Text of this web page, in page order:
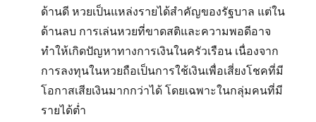
ด้านดี หวยเป็นแหล่งรายได้สำคัญของรัฐบาล แต่ใน
ด้านลบ การเล่นหวยที่ขาดสติและความพอดีอาจ
ทำให้เกิดปัญหาทางการเงินในครัวเรือน เนื่องจาก
การลงทุนในหวยถือเป็นการใช้เงินเพื่อเสี่ยงโชคที่มี
โอกาสเสียเงินมากกว่าได้ โดยเฉพาะในกลุ่มคนที่มี
รายได้ต่ำ